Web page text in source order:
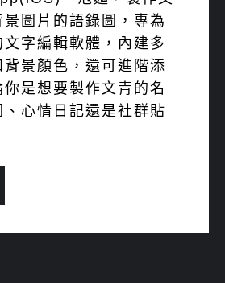
圖片的語錄圖，專為
字編輯軟體，內建多
景顏色，還可進階添
是想要製作文青的名
心情日記還是社群貼